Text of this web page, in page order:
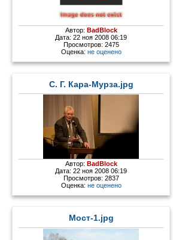
Автор: BadBlock
Дата: 22 ноя 2008 06:19
Просмотров: 2475
Оценка: не оценено
С. Г. Кара-Мурза.jpg
Автор: BadBlock
Дата: 22 ноя 2008 06:19
Просмотров: 2837
Оценка: не оценено
Мост-1.jpg